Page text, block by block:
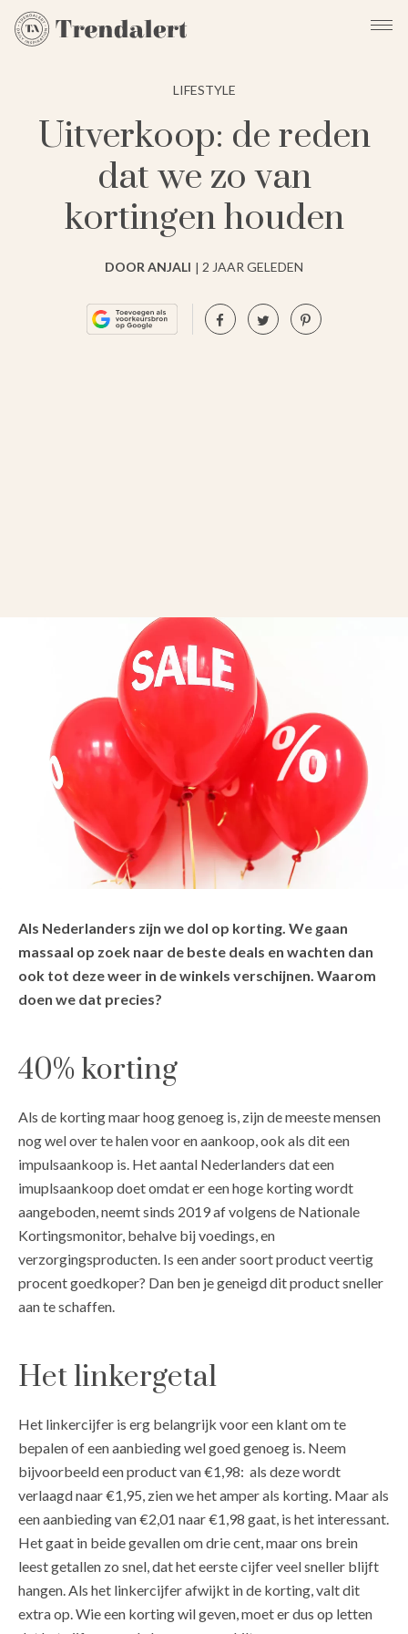
LIFESTYLE
Uitverkoop: de reden
dat we zo van
kortingen houden
DOOR ANJALI 2 JAAR GELEDEN
Als Nederlanders zijn we dol op korting. We gaan
massaal op zoek naar de beste deals en wachten dan
ook tot deze weer in de winkels verschijnen. Waarom
doen we dat precies?
40% korting
Als de korting maar hoog genoeg is, zijn de meeste mensen
nog wel over te halen voor en aankoop, ook als dit een
impulsaankoop is. Het aantal Nederlanders dat een
imuplsaankoop doet omdat er een hoge korting wordt
aangeboden, neemt sinds 2019 af volgens de Nationale
Kortingsmonitor, behalve bij voedings, en
verzorgingsproducten. Is een ander soort product veertig
procent goedkoper? Dan ben je geneigd dit product sneller
aan te schaffen.
Het linkergetal
Het linkercijfer is erg belangrijk voor een klant om te
bepalen of een aanbieding wel goed genoeg is. Neem
bijvoorbeeld een product van €1,98: als deze wordt
verlaagd naar €1,95, zien we het amper als korting. Maar als
een aanbieding van €2,01 naar €1,98 gaat, is het interessant.
Het gaat in beide gevallen om drie cent, maar ons brein
leest getallen zo snel, dat het eerste cijfer veel sneller blijft
hangen. Als het linkercijfer afwijkt in de korting, valt dit
extra op. Wie een korting wil geven, moet er dus op letten